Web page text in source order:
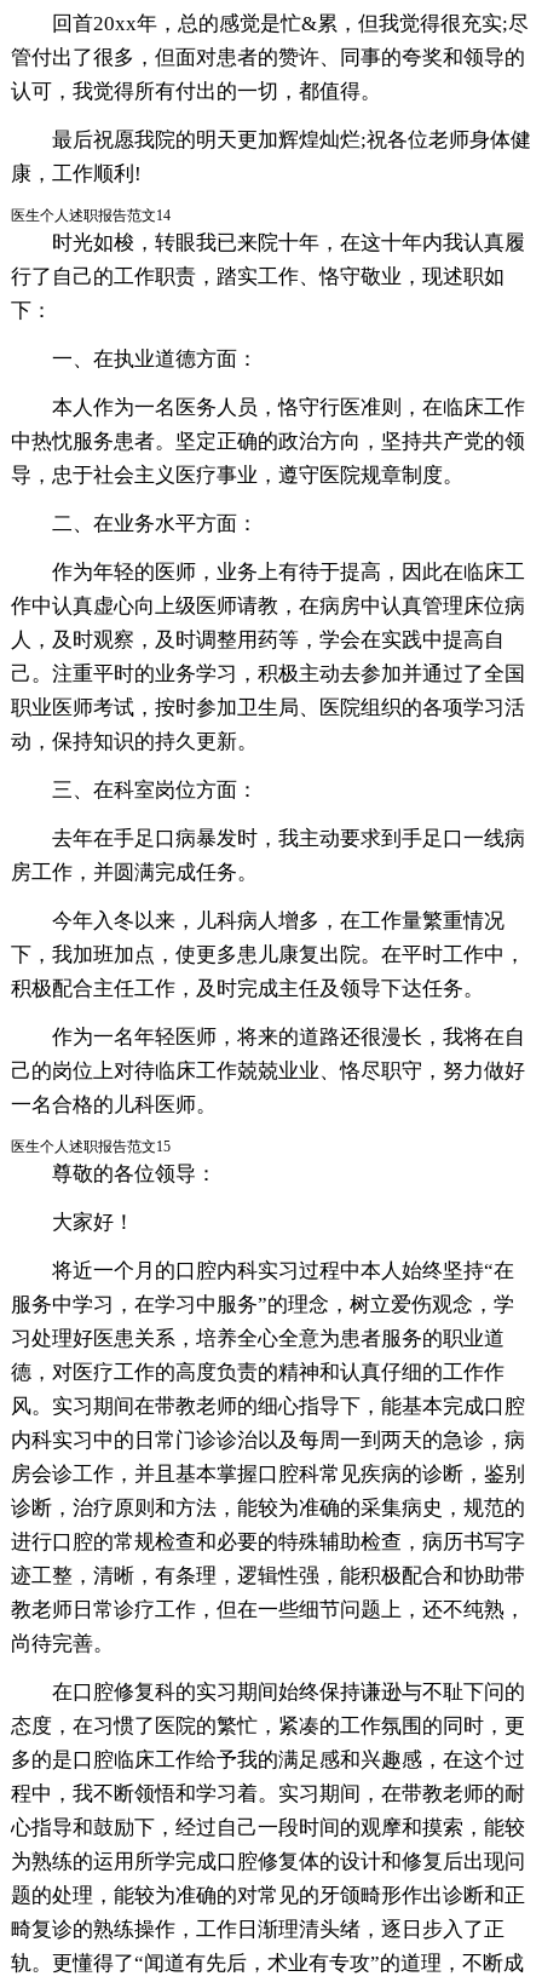
回首20xx年，总的感觉是忙&累，但我觉得很充实;尽
管付出了很多，但面对患者的赞许、同事的夸奖和领导的
认可，我觉得所有付出的一切，都值得。
最后祝愿我院的明天更加辉煌灿烂;祝各位老师身体健
康，工作顺利!
医生个人述职报告范文14
时光如梭，转眼我已来院十年，在这十年内我认真履
行了自己的工作职责，踏实工作、恪守敬业，现述职如
下：
一、在执业道德方面：
本人作为一名医务人员，恪守行医准则，在临床工作
中热忱服务患者。坚定正确的政治方向，坚持共产党的领
导，忠于社会主义医疗事业，遵守医院规章制度。
二、在业务水平方面：
作为年轻的医师，业务上有待于提高，因此在临床工
作中认真虚心向上级医师请教，在病房中认真管理床位病
人，及时观察，及时调整用药等，学会在实践中提高自
己。注重平时的业务学习，积极主动去参加并通过了全国
职业医师考试，按时参加卫生局、医院组织的各项学习活
动，保持知识的持久更新。
三、在科室岗位方面：
去年在手足口病暴发时，我主动要求到手足口一线病
房工作，并圆满完成任务。
今年入冬以来，儿科病人增多，在工作量繁重情况
下，我加班加点，使更多患儿康复出院。在平时工作中，
积极配合主任工作，及时完成主任及领导下达任务。
作为一名年轻医师，将来的道路还很漫长，我将在自
己的岗位上对待临床工作兢兢业业、恪尽职守，努力做好
一名合格的儿科医师。
医生个人述职报告范文15
尊敬的各位领导：
大家好！
将近一个月的口腔内科实习过程中本人始终坚持“在
服务中学习，在学习中服务”的理念，树立爱伤观念，学
习处理好医患关系，培养全心全意为患者服务的职业道
德，对医疗工作的高度负责的精神和认真仔细的工作作
风。实习期间在带教老师的细心指导下，能基本完成口腔
内科实习中的日常门诊诊治以及每周一到两天的急诊，病
房会诊工作，并且基本掌握口腔科常见疾病的诊断，鉴别
诊断，治疗原则和方法，能较为准确的采集病史，规范的
进行口腔的常规检查和必要的特殊辅助检查，病历书写字
迹工整，清晰，有条理，逻辑性强，能积极配合和协助带
教老师日常诊疗工作，但在一些细节问题上，还不纯熟，
尚待完善。
在口腔修复科的实习期间始终保持谦逊与不耻下问的
态度，在习惯了医院的繁忙，紧凑的工作氛围的同时，更
多的是口腔临床工作给予我的满足感和兴趣感，在这个过
程中，我不断领悟和学习着。实习期间，在带教老师的耐
心指导和鼓励下，经过自己一段时间的观摩和摸索，能较
为熟练的运用所学完成口腔修复体的设计和修复后出现问
题的处理，能较为准确的对常见的牙颌畸形作出诊断和正
畸复诊的熟练操作，工作日渐理清头绪，逐日步入了正
轨。更懂得了“闻道有先后，术业有专攻”的道理，不断成